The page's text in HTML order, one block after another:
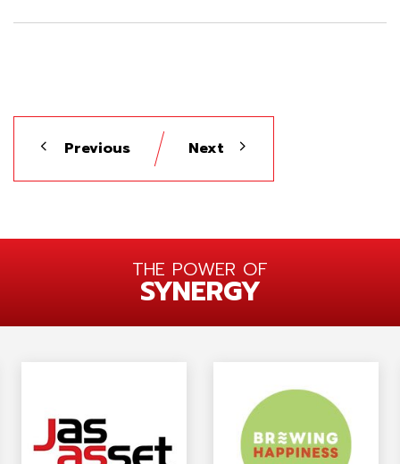
Previous Next
THE POWER OF
SYNERGY